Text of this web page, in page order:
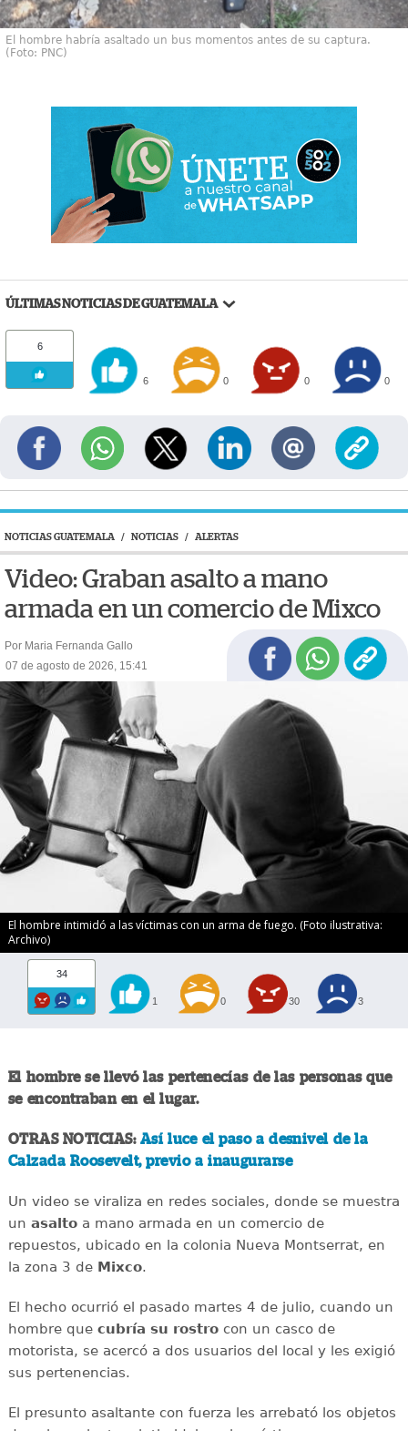
El hombre habría asaltado un bus momentos antes de su captura.
(Foto: PNC)
ÚLTIMAS NOTICIAS DE GUATEMALA
6
6 0 0 0
NOTICIAS GUATEMALA / NOTICIAS / ALERTAS
Video: Graban asalto a mano
armada en un comercio de Mixco
Por Maria Fernanda Gallo
07 de agosto de 2026, 15:41
El hombre intimidó a las víctimas con un arma de fuego. (Foto ilustrativa:
Archivo)
34
1 0 30 3
El hombre se llevó las pertenecías de las personas que
se encontraban en el lugar.
OTRAS NOTICIAS: Así luce el paso a desnivel de la
Calzada Roosevelt, previo a inaugurarse
Un video se viraliza en redes sociales, donde se muestra
un asaltoa mano armada en un comercio de
repuestos, ubicado en la colonia Nueva Montserrat, en
la zona 3 de Mixco.
El hecho ocurrió el pasado martes 4 de julio, cuando un
hombre que cubría su rostrocon un casco de
motorista, se acercó a dos usuarios del local y les exigió
sus pertenencias.
El presunto asaltante con fuerza les arrebató los objetos